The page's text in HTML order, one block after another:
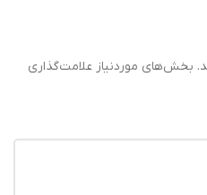
بخش‌های موردنیاز علامت‌گذاری